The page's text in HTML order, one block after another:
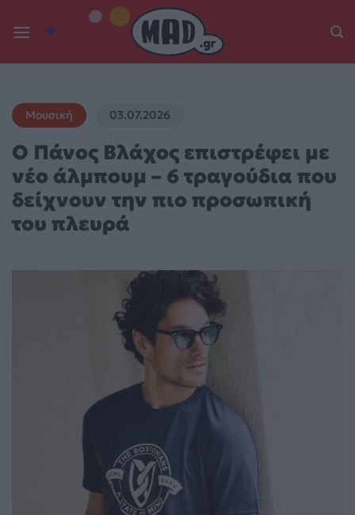
Μουσική 03.07.2026
Ο Πάνος Βλάχος επιστρέφει με
νέο άλμπουμ – 6 τραγούδια που
δείχνουν την πιο προσωπική
του πλευρά